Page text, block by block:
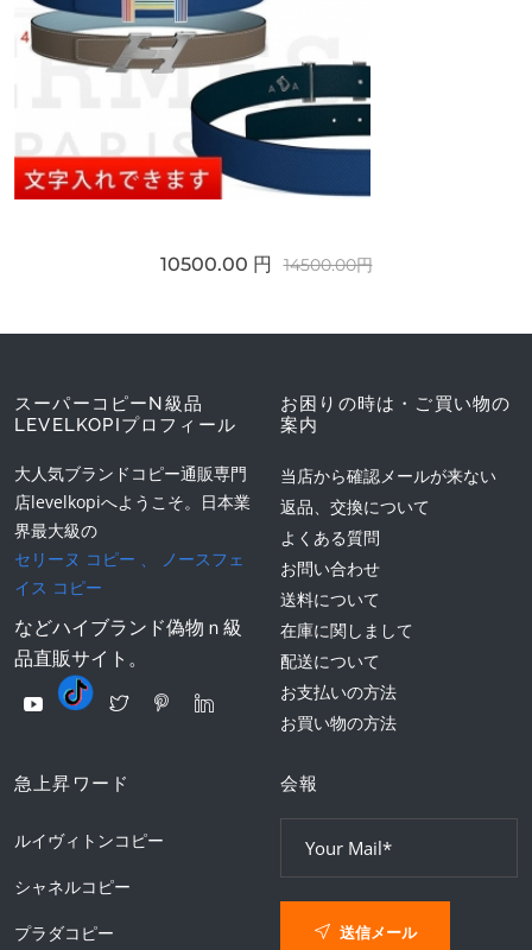
10500.00 円 14500.00円
スーパーコピーN級品
LEVELKOPIプロフィール
大人気ブランドコピー通販専門
店levelkopiへようこそ。日本業
界最大級の
セリーヌ コピー 、
ノースフェ
イス コピー
などハイブランド偽物ｎ級
品直販サイト。
お困りの時は・ご買い物の
案内
当店から確認メールが来ない
返品、交換について
よくある質問
お問い合わせ
送料について
在庫に関しまして
配送について
お支払いの方法
お買い物の方法
急上昇ワード
ルイヴィトンコピー
シャネルコピー
プラダコピー
会報
送信メール